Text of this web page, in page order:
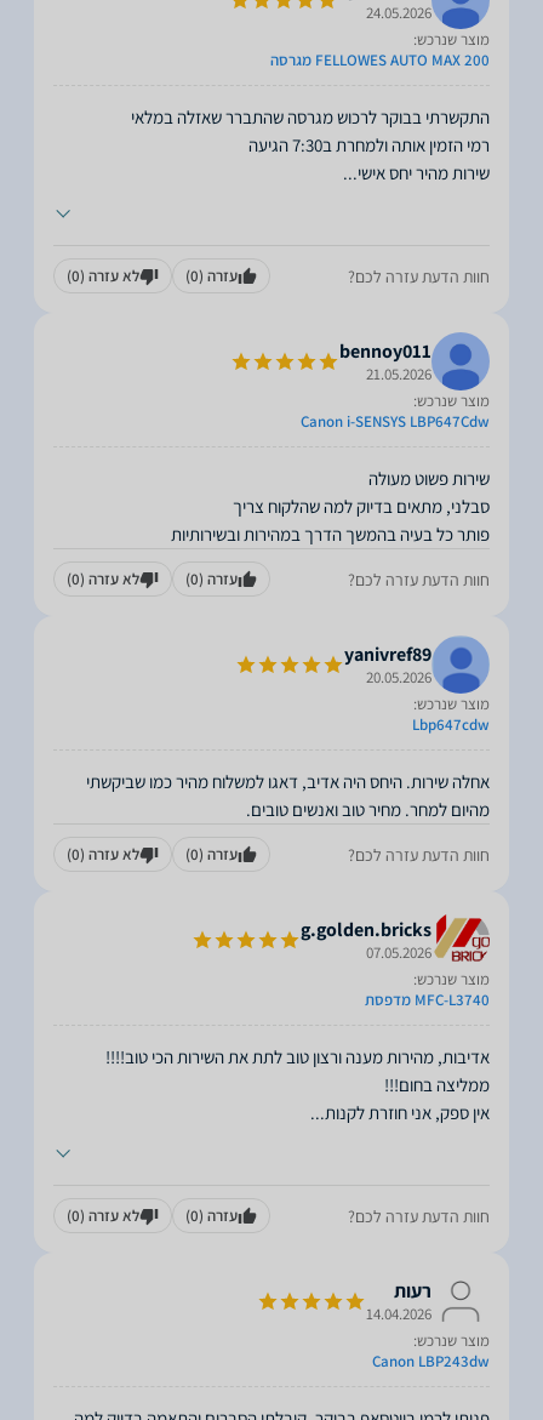
24.05.2026
מוצר שנרכש:
FELLOWES AUTO MAX 200 מגרסה
שירות מהיר יחס אישי...
חוות הדעת עזרה לכם? עזרה (0) לא עזרה (0)
bennoy011
21.05.2026
מוצר שנרכש:
Canon i-SENSYS LBP647Cdw
פותר כל בעיה בהמשך הדרך במהירות ובשירותיות
חוות הדעת עזרה לכם? עזרה (0) לא עזרה (0)
yanivref89
20.05.2026
מוצר שנרכש:
Lbp647cdw
אחלה שירות. היחס היה אדיב, דאגו למשלוח מהיר כמו שביקשתי
מהיום למחר. מחיר טוב ואנשים טובים.
חוות הדעת עזרה לכם? עזרה (0) לא עזרה (0)
g.golden.bricks
07.05.2026
מוצר שנרכש:
MFC-L3740 מדפסת
אין ספק, אני חוזרת לקנות...
חוות הדעת עזרה לכם? עזרה (0) לא עזרה (0)
רעות
14.04.2026
מוצר שנרכש:
Canon LBP243dw